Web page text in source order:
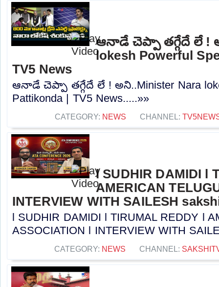
ఆనాడే చెప్పా తగ్గేదే లే !
lokesh Powerful
TV5 News
ఆనాడే చెప్పా తగ్గేదే లే ! అని..Minister Nara
Pattikonda | TV5 News.....»»
CATEGORY: NEWS CHANNEL:
l SUDHIR DAMIDI l
AMERICAN
INTERVIEW WITH SAILESH
l SUDHIR DAMIDI l TIRUMAL REDDY l
ASSOCIATION l INTERVIEW WITH
CATEGORY: NEWS CHANNEL: